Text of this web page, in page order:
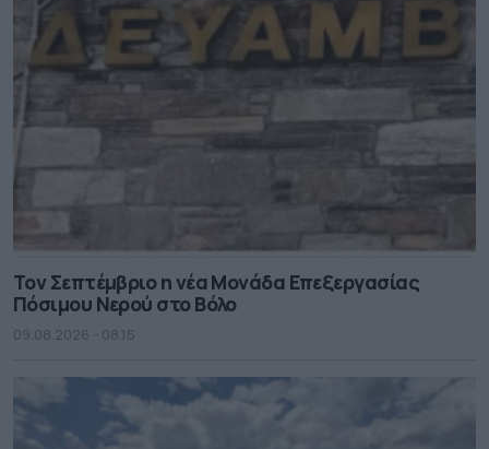
Τον Σεπτέμβριο η νέα Μονάδα Επεξεργασίας
Πόσιμου Νερού στο Βόλο
09.08.2026 - 08.15